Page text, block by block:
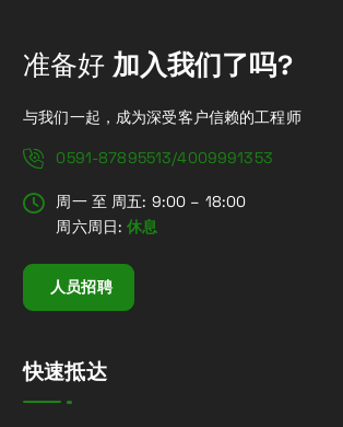
准备好 加入我们了吗?
与我们一起，成为深受客户信赖的工程师
0591-87895513/4009991353
周一 至 周五: 9:00 – 18:00
周六周日:休息
人员招聘
快速抵达